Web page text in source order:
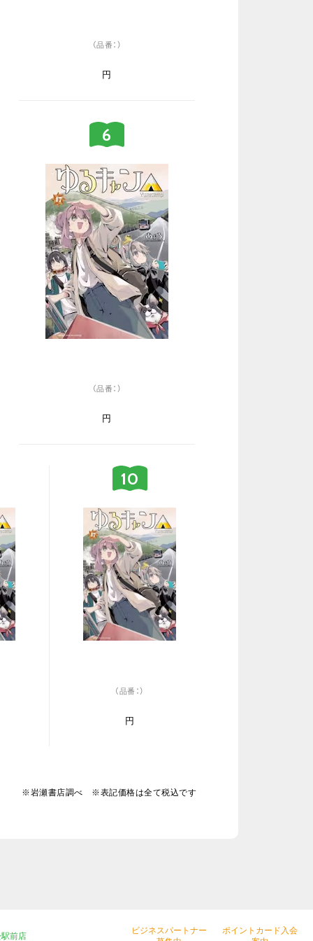
（品番：）
円
（品番：）
円
（品番：）
円
※岩瀬書店調べ ※表記価格は全て税込です
前店
ビジネスパートナー
ポイントカード入会